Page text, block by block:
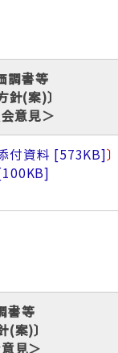
調書等
針(案)〕
意見＞
付資料 573KB 〕
100KB
書等
(案)〕
見＞